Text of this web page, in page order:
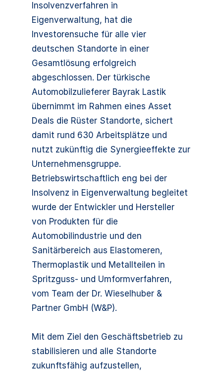
Insolvenzverfahren in
Eigenverwaltung, hat die
Investorensuche für alle vier
deutschen Standorte in einer
Gesamtlösung erfolgreich
abgeschlossen. Der türkische
Automobilzulieferer Bayrak Lastik
übernimmt im Rahmen eines Asset
Deals die Rüster Standorte, sichert
damit rund 630 Arbeitsplätze und
nutzt zukünftig die Synergieeffekte zur
Unternehmensgruppe.
Betriebswirtschaftlich eng bei der
Insolvenz in Eigenverwaltung begleitet
wurde der Entwickler und Hersteller
von Produkten für die
Automobilindustrie und den
Sanitärbereich aus Elastomeren,
Thermoplastik und Metallteilen in
Spritzguss- und Umformverfahren,
vom Team der Dr. Wieselhuber &
Partner GmbH (W&P).
Mit dem Ziel den Geschäftsbetrieb zu
stabilisieren und alle Standorte
zukunftsfähig aufzustellen,